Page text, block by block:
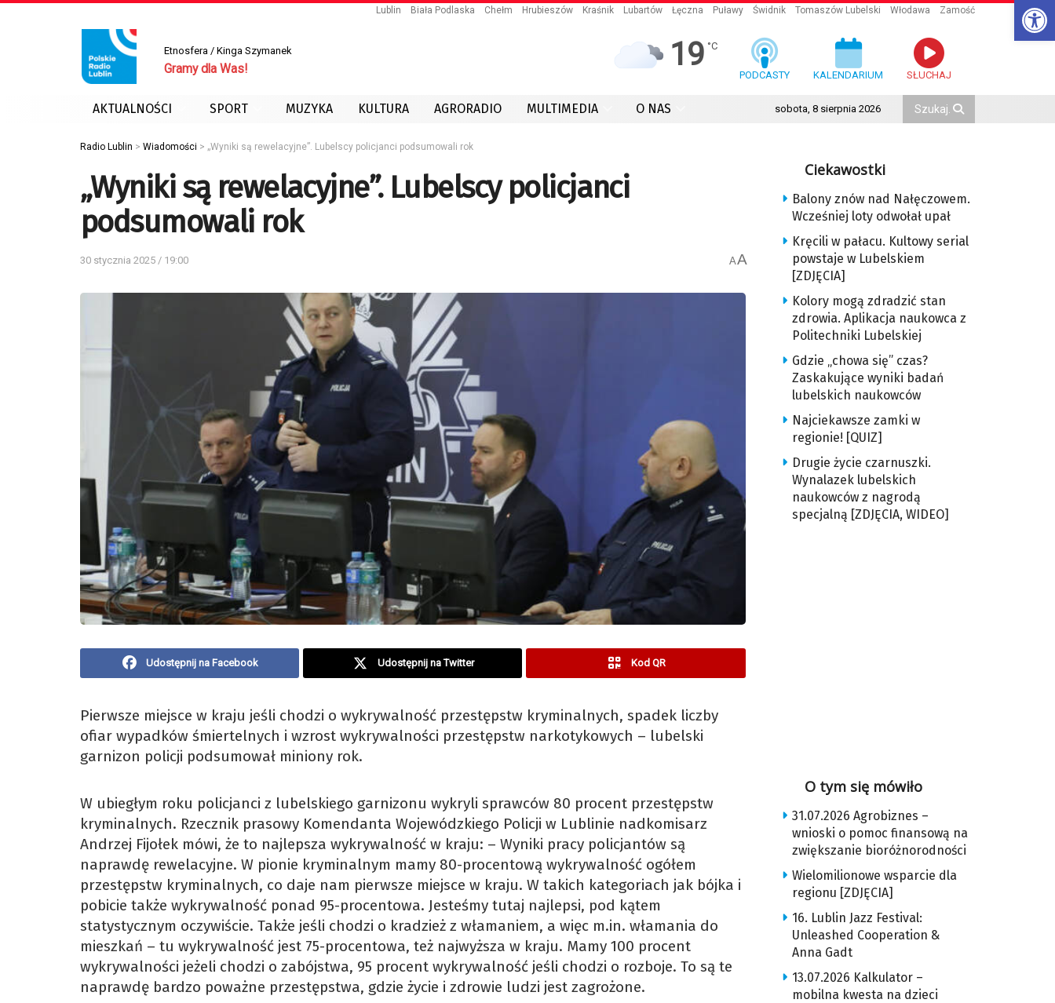
Lublin Biała Podlaska Chełm Hrubieszów Kraśnik Lubartów Łęczna Puławy Świdnik Tomaszów Lubelski Włodawa Zamość
Etnosfera / Kinga Szymanek
Gramy dla Was! 19 °C
PODCASTY KALENDARIUM SŁUCHAJ
AKTUALNOŚCI SPORT MUZYKA KULTURA AGRORADIO MULTIMEDIA O NAS sobota, 8 sierpnia 2026
Radio Lublin > Wiadomości > „Wyniki są rewelacyjne”. Lubelscy policjanci podsumowali rok
„Wyniki są rewelacyjne”. Lubelscy policjanci
podsumowali rok
30 stycznia 2025 / 19:00 AA
Udostępnij na Facebook Udostępnij na Twitter Kod QR
Pierwsze miejsce w kraju jeśli chodzi o wykrywalność przestępstw kryminalnych, spadek liczby
ofiar wypadków śmiertelnych i wzrost wykrywalności przestępstw narkotykowych – lubelski
garnizon policji podsumował miniony rok.
W ubiegłym roku policjanci z lubelskiego garnizonu wykryli sprawców 80 procent przestępstw
kryminalnych. Rzecznik prasowy Komendanta Wojewódzkiego Policji w Lublinie nadkomisarz
Andrzej Fijołek mówi, że to najlepsza wykrywalność w kraju: – Wyniki pracy policjantów są
naprawdę rewelacyjne. W pionie kryminalnym mamy 80-procentową wykrywalność ogółem
przestępstw kryminalnych, co daje nam pierwsze miejsce w kraju. W takich kategoriach jak bójka i
pobicie także wykrywalność ponad 95-procentowa. Jesteśmy tutaj najlepsi, pod kątem
statystycznym oczywiście. Także jeśli chodzi o kradzież z włamaniem, a więc m.in. włamania do
mieszkań – tu wykrywalność jest 75-procentowa, też najwyższa w kraju. Mamy 100 procent
wykrywalności jeżeli chodzi o zabójstwa, 95 procent wykrywalność jeśli chodzi o rozboje. To są te
naprawdę bardzo poważne przestępstwa, gdzie życie i zdrowie ludzi jest zagrożone.
Ciekawostki
Balony znów nad Nałęczowem.
Wcześniej loty odwołał upał
Kręcili w pałacu. Kultowy serial
powstaje w Lubelskiem
[ZDJĘCIA]
Kolory mogą zdradzić stan
zdrowia. Aplikacja naukowca z
Politechniki Lubelskiej
Gdzie „chowa się” czas?
Zaskakujące wyniki badań
lubelskich naukowców
Najciekawsze zamki w
regionie! [QUIZ]
Drugie życie czarnuszki.
Wynalazek lubelskich
naukowców z nagrodą
specjalną [ZDJĘCIA, WIDEO]
O tym się mówiło
31.07.2026 Agrobiznes –
wnioski o pomoc finansową na
zwiększanie bioróżnorodności
Wielomilionowe wsparcie dla
regionu [ZDJĘCIA]
16. Lublin Jazz Festival:
Unleashed Cooperation &
Anna Gadt
13.07.2026 Kalkulator –
mobilna kwesta na dzieci